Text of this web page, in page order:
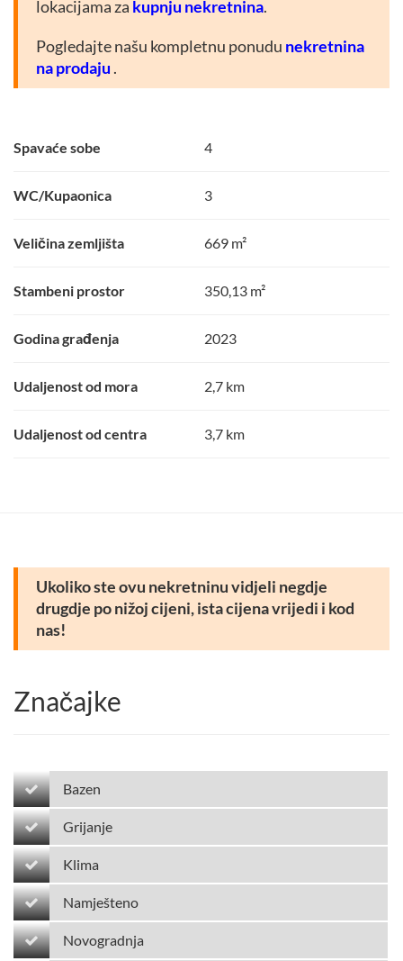
lokacijama za kupnju nekretnina.
Pogledajte našu kompletnu ponudu nekretnina
na prodaju .
Spavaće sobe 4
WC/Kupaonica 3
Veličina zemljišta 669 m²
Stambeni prostor 350,13 m²
Godina građenja 2023
Udaljenost od mora 2,7 km
Udaljenost od centra 3,7 km
Ukoliko ste ovu nekretninu vidjeli negdje
drugdje po nižoj cijeni, ista cijena vrijedi i kod
nas!
Značajke
Bazen
Grijanje
Klima
Namješteno
Novogradnja